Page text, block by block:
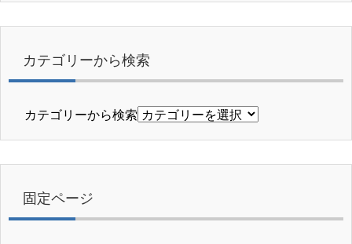
カテゴリーから検索
カテゴリーから検索
固定ページ